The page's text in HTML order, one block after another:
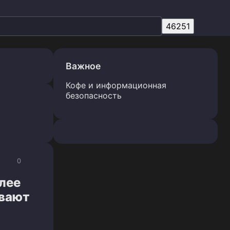
0
Важное
Кофе и информационная
безопасность